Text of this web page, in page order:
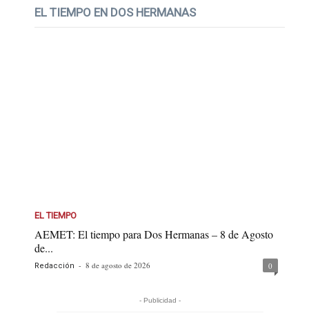
EL TIEMPO EN DOS HERMANAS
EL TIEMPO
AEMET: El tiempo para Dos Hermanas – 8 de Agosto
de...
Redacción - 8 de agosto de 2026 0
- Publicidad -